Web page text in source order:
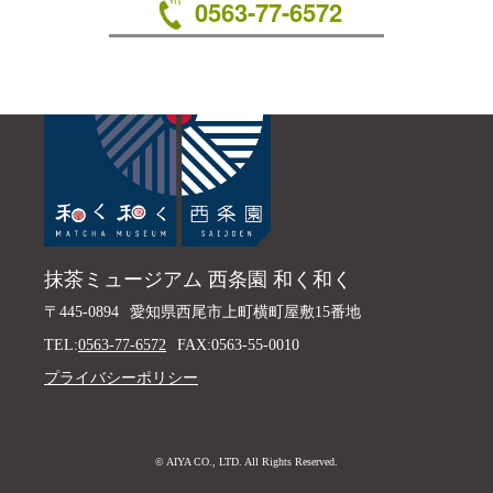
0563-77-6572
抹茶ミュージアム 西条園 和く和く
〒445-0894
愛知県西尾市上町横町屋敷15番地
TEL:0563-77-6572
FAX:0563-55-0010
プライバシーポリシー
© AIYA CO., LTD. All Rights Reserved.